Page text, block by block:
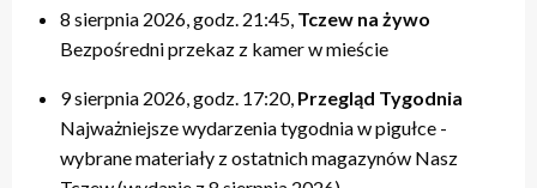
8 sierpnia 2026, godz. 21:45, Tczew na żywo
Bezpośredni przekaz z kamer w mieście
9 sierpnia 2026, godz. 17:20, Przegląd Tygodnia
Najważniejsze wydarzenia tygodnia w pigułce -
wybrane materiały z ostatnich magazynów Nasz